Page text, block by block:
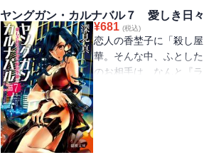
ヤングガン・カルナバル７ 愛しき日
¥681 (税込)
恋人の香埜子に「殺し
華。そんな中、ふとし
のお相手は、なんと『
アナ。香埜子を思い